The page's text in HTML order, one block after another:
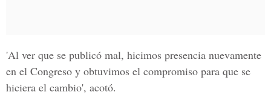
'Al ver que se publicó mal, hicimos presencia nuevamente
en el Congreso y obtuvimos el compromiso para que se
hiciera el cambio', acotó.